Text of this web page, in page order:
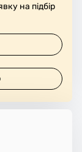
на підбір